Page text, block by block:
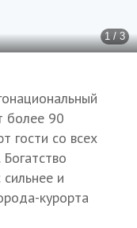
1 / 3
более 90
гости со всех
и
курорта